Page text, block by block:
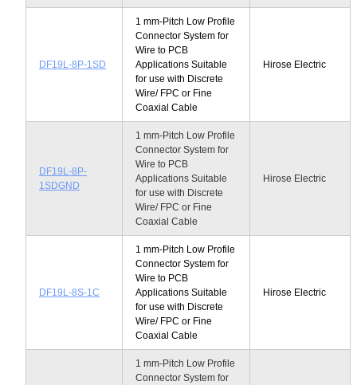
DF19L-8P-1SD
1 mm-Pitch Low Profile
Connector System for
Wire to PCB
Applications Suitable
for use with Discrete
Wire/ FPC or Fine
Coaxial Cable
Hirose Electric
DF19L-8P-
1SDGND
1 mm-Pitch Low Profile
Connector System for
Wire to PCB
Applications Suitable
for use with Discrete
Wire/ FPC or Fine
Coaxial Cable
Hirose Electric
DF19L-8S-1C
1 mm-Pitch Low Profile
Connector System for
Wire to PCB
Applications Suitable
for use with Discrete
Wire/ FPC or Fine
Coaxial Cable
Hirose Electric
1 mm-Pitch Low Profile
Connector System for